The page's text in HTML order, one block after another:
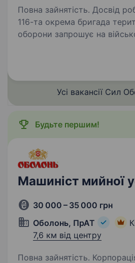
Повна зайнятість. Досвід
116-та окрема бригада
оборони запрошує на
роботи на екскаваторі та
України — приєднуйтеся…
Усі вакансії Сил
Будьте першим!
Машиніст мийної
30 000 – 35 000 грн
Оболонь, ПрАТ
7,6 км від центру
Повна зайнятість. Корпорація «ОБОЛОНЬ» —